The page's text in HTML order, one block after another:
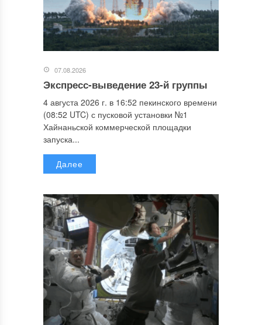
07.08.2026
Экспресс-выведение 23-й группы
4 августа 2026 г. в 16:52 пекинского времени
(08:52 UTC) с пусковой установки №1
Хайнаньской коммерческой площадки
запуска...
Далее